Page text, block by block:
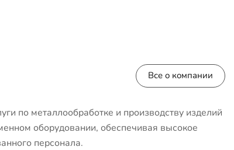
Все о компании
по металлообработке и производству изделий
оборудовании, обеспечивая высокое
персонала.